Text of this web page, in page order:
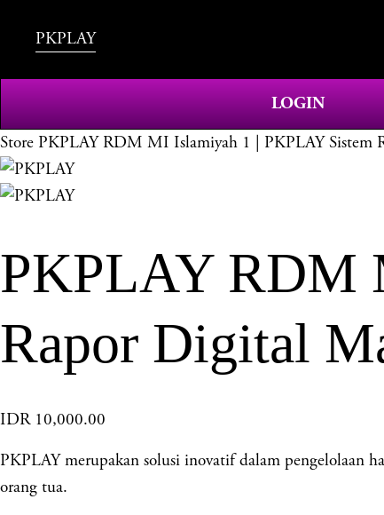
PKPLAY
LOGIN
Store PKPLAY RDM MI Islamiyah 1 | PKPLAY Sistem
PKPLAY RDM
Rapor Digital
IDR 10,000.00
PKPLAY merupakan solusi inovatif dalam pengelolaan
orang tua.